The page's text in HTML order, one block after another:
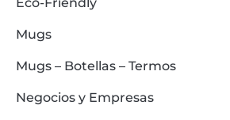
Mugs
Mugs – Botellas – Termos
Negocios y Empresas